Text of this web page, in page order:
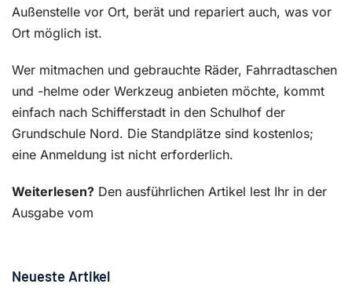
Außenstelle vor Ort, berät und repariert auch, was vor
Ort möglich ist.
Wer mitmachen und gebrauchte Räder, Fahrradtaschen
und -helme oder Werkzeug anbieten möchte, kommt
einfach nach Schifferstadt in den Schulhof der
Grundschule Nord. Die Standplätze sind kostenlos;
eine Anmeldung ist nicht erforderlich.
Weiterlesen? Den ausführlichen Artikel lest Ihr in der
Ausgabe vom
Neueste Artikel